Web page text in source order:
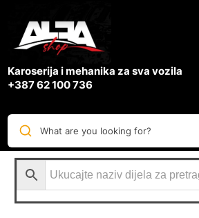
Karoserija i mehanika za sva vozila
+387 62 100 736
What are you looking for?